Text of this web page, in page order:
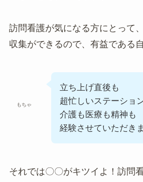
訪問看護が気になる方にとって
収集ができるので、有益である
もちゃ
立ち上げ直後も
超忙しいステーショ
介護も医療も精神も
経験させていただき
それでは〇〇がキツイよ！訪問